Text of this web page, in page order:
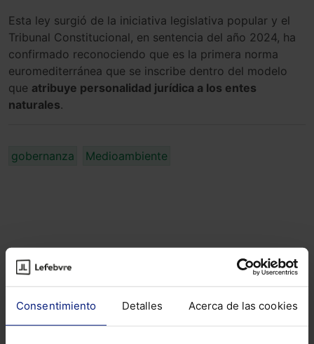
Consentimiento Detalles Acerca de las cookies
Esta ley surgió de la iniciativa legislativa popular y el
Tribunal Constitucional, en sentencia del año 2024, ha
confirmado reconociendo que es la primera norma
euromediterránea que se inscribe dentro del modelo
que atribuye personalidad jurídica a los entes
naturales.
gobernanza Medioambiente
ALERTAS